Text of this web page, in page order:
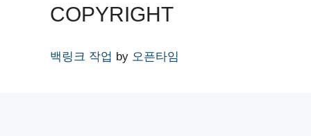
COPYRIGHT
백링크 작업 by 오픈타임